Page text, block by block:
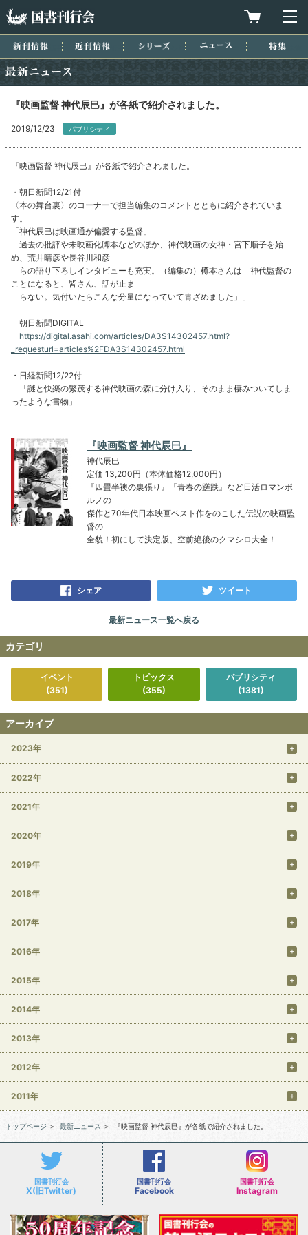
買物カゴを
新刊情報 近刊情報 シリーズ ニュース
『映画監督 神代辰巳』が各紙で紹介されました。
2019/12/23 パブリシティ
『映画監督 神代辰巳』が各紙で紹介されました。
・朝日新聞12/21付
〈本の舞台裏〉のコーナーで担当編集のコメントとともに紹介されていま
す。
「神代辰巳は映画通が偏愛する監督」
「過去の批評や未映画化脚本などのほか、神代映画の女神・宮下順子を始
め、荒井晴彦や長谷川和彦
らの語り下ろしインタビューも充実。（編集の）樽本さんは「神代監督の
ことになると、皆さん、話が止ま
らない。気付いたらこんな分量になっていて青ざめました」」
朝日新聞DIGITAL
https://digital.asahi.com/articles/DA3S14302457.html?
_requesturl=articles%2FDA3S14302457.html
・日経新聞12/22付
「謎と快楽の繁茂する神代映画の森に分け入り、そのまま棲みついてしま
ったような書物」
『映画監督 神代辰巳』
神代辰巳
定価 13,200円（本体価格12,000円）
『四畳半襖の裏張り』『青春の蹉跌』など日活ロマンポ
ルノの
傑作と70年代日本映画ベスト作をのこした伝説の映画監
督の
全貌！初にして決定版、空前絶後のクマシロ大全！
シェア ツイート
最新ニュース一覧へ戻る
カテゴリ
イベント
(351)
トピックス
(355)
パブリシティ
(1381)
アーカイブ
2023年
2022年
2021年
2020年
2019年
2018年
2017年
2016年
2015年
2014年
2013年
2012年
2011年
トップページ ＞ 最新ニュース ＞ 『映画監督 神代辰巳』が各紙で紹介されました。
国書刊行会
X(旧Twitter)
国書刊行会
Facebook
国書刊行会
Instagram